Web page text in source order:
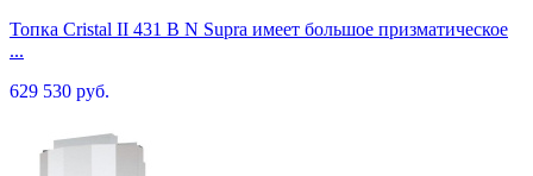
Топка Cristal II 431 B N Supra имеет большое призматическое
...
629 530 руб.